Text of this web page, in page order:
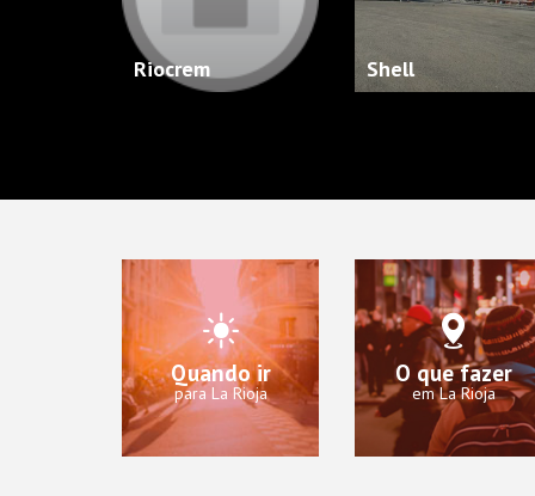
Riocrem Shell
Quando ir
para La Rioja
O que fazer
em La Rioja